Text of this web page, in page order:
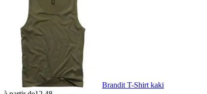
Polaires(3)
Polyamide
Polyester (6130)
Brandit T-Shirt kaki